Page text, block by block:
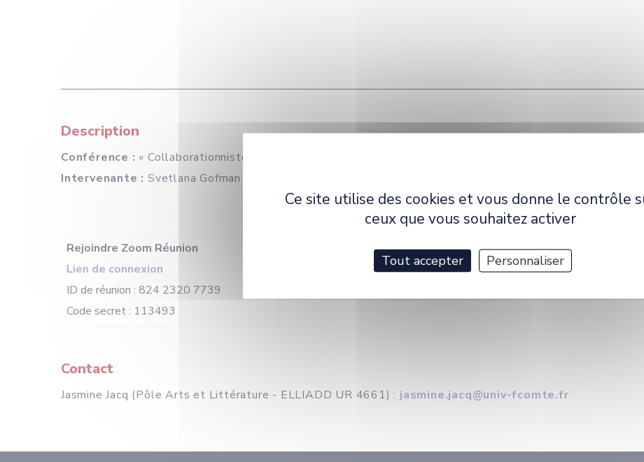
Description
Conférence : « Collaborationnistes ou gardiens du secret ? Le théâtre russe en temps de guerre »
Intervenante : Svetlana Gofman (lectrice de langue et de civilisation russes, Université de Strasbourg)
Rejoindre Zoom Réunion
Lien de connexion
ID de réunion : 824 2320 7739
Code secret : 113493
Contact
Jasmine Jacq (Pôle Arts et Littérature - ELLIADD UR 4661) : jasmine.jacq@univ-fcomte.fr
Ce site utilise des cookies et vous donne le contrôle
ceux que vous souhaitez activer
Tout accepter Personnaliser